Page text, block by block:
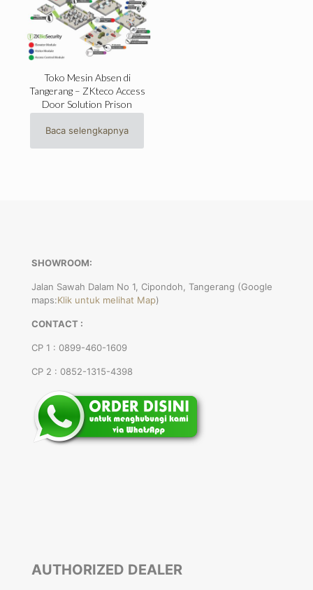
Toko Mesin Absen di
Tangerang – ZKteco Access
Door Solution Prison
Baca selengkapnya
SHOWROOM:
Jalan Sawah Dalam No 1, Cipondoh, Tangerang (Google
maps:Klik untuk melihat Map)
CONTACT :
CP 1 : 0899-460-1609
CP 2 : 0852-1315-4398
AUTHORIZED DEALER